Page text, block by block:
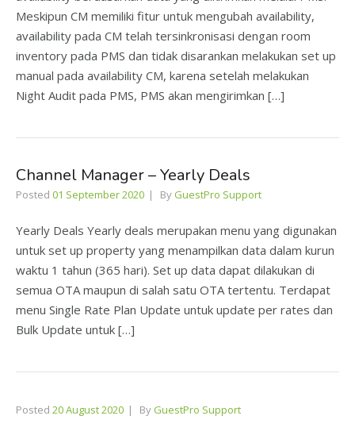
Meskipun CM memiliki fitur untuk mengubah availability,
availability pada CM telah tersinkronisasi dengan room
inventory pada PMS dan tidak disarankan melakukan set up
manual pada availability CM, karena setelah melakukan
Night Audit pada PMS, PMS akan mengirimkan […]
Channel Manager – Yearly Deals
Posted 01 September 2020 By GuestPro Support
Yearly Deals Yearly deals merupakan menu yang digunakan
untuk set up property yang menampilkan data dalam kurun
waktu 1 tahun (365 hari). Set up data dapat dilakukan di
semua OTA maupun di salah satu OTA tertentu. Terdapat
menu Single Rate Plan Update untuk update per rates dan
Bulk Update untuk […]
Posted 20 August 2020 By GuestPro Support